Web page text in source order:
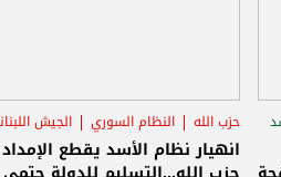
سامي الجميّل سقوط نظام الأسد الاغتيالات
الجميّل: الوصايات انتهت ولبنان حر